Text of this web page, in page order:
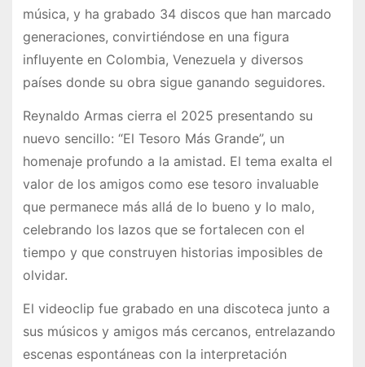
música, y ha grabado 34 discos que han marcado
generaciones, convirtiéndose en una figura
influyente en Colombia, Venezuela y diversos
países donde su obra sigue ganando seguidores.
Reynaldo Armas cierra el 2025 presentando su
nuevo sencillo: “El Tesoro Más Grande”, un
homenaje profundo a la amistad. El tema exalta el
valor de los amigos como ese tesoro invaluable
que permanece más allá de lo bueno y lo malo,
celebrando los lazos que se fortalecen con el
tiempo y que construyen historias imposibles de
olvidar.
El videoclip fue grabado en una discoteca junto a
sus músicos y amigos más cercanos, entrelazando
escenas espontáneas con la interpretación